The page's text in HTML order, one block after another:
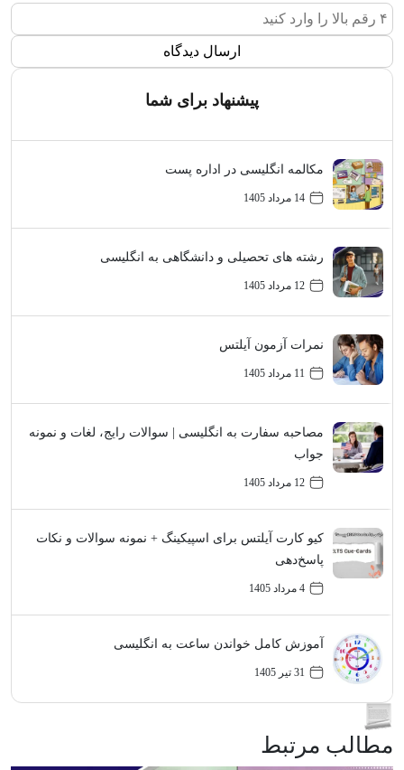
پیشنهاد برای شما
مکالمه انگلیسی در اداره پست
14 مرداد 1405
رشته های تحصیلی و دانشگاهی به انگلیسی
12 مرداد 1405
نمرات آزمون آیلتس
11 مرداد 1405
مصاحبه سفارت به انگلیسی | سوالات رایج، لغات و نمونه
جواب
12 مرداد 1405
کیو کارت آیلتس برای اسپیکینگ + نمونه سوالات و نکات
پاسخ‌دهی
4 مرداد 1405
آموزش کامل خواندن ساعت به انگلیسی
31 تیر 1405
مطالب مرتبط